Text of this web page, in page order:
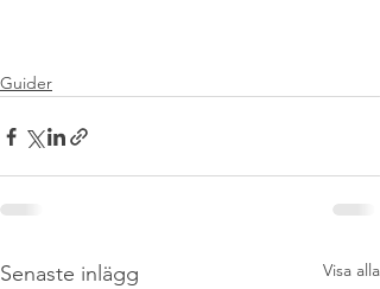
Guider
Senaste inlägg Visa alla